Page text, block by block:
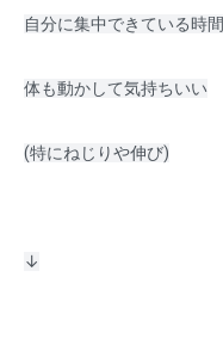
自分に集中できている時間
体も動かして気持ちいい
(特にねじりや伸び)
↓